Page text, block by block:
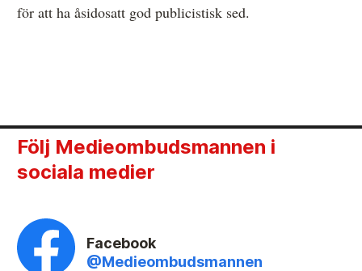
för att ha åsidosatt god publicistisk sed.
Följ Medieombudsmannen i
sociala medier
Facebook
@Medieombudsmannen